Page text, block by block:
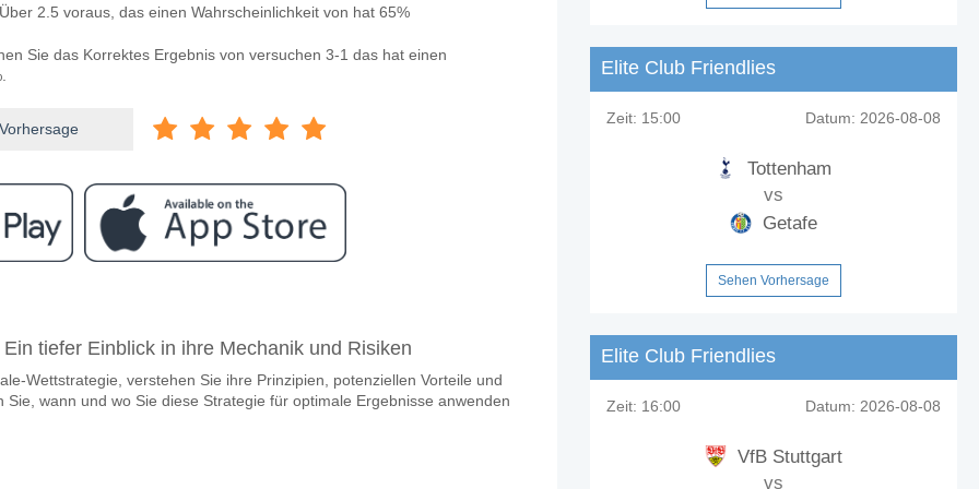
2.5 voraus, das einen Wahrscheinlichkeit von hat 65%
Sie das Korrektes Ergebnis von versuchen 3-1 das hat einen
17 May 2026 20:00.
zwischen dem zu gewinnen ist Lyon v Lens?
mit einer Wahrscheinlichkeit von 58%
Spiel punkten Lyon v Lens?
tiefer Einblick in ihre Mechanik und Risiken
Wettstrategie, verstehen Sie ihre Prinzipien, potenziellen Vorteile und
Sie, wann und wo Sie diese Strategie für optimale Ergebnisse anwenden
Elite Club Friendlies
Zeit: 15:00 Datum: 2026-08-08
Tottenham
vs
Getafe
Sehen Vorhersage
Elite Club Friendlies
Zeit: 16:00 Datum: 2026-08-08
VfB Stuttgart
vs